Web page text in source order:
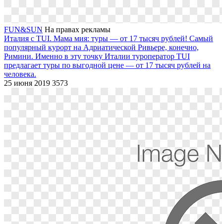
FUN&SUN На правах рекламы
Италия с TUI. Мама мия: туры — от 17 тысяч рублей! Самый
популярный курорт на Адриатической Ривьере, конечно,
Римини. Именно в эту точку Италии туроператор TUI
предлагает туры по выгодной цене — от 17 тысяч рублей на
человека.
25 июня 2019 3573